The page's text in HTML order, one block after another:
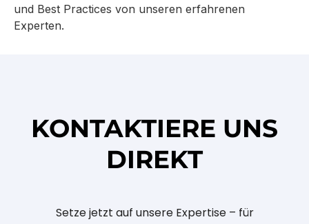
und Best Practices von unseren erfahrenen
Experten.
KONTAKTIERE UNS
DIREKT
Setze jetzt auf unsere Expertise – für